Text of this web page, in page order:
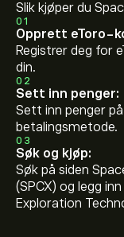
Slik kjøper du
01
Opprett eToro-
Registrer deg for
din.
02
Sett inn penger:
Sett inn penger
betalingsmetode.
03
Søk og kjøp:
Søk på siden
(SPCX) og legg
Exploration